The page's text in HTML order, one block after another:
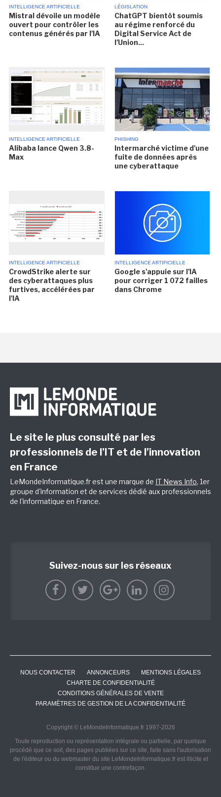
INTELLIGENCE ARTIFICIELLE
Mistral dévoile un modèle
ouvert pour contrôler les
contenus générés par l'IA
LÉGISLATION
ChatGPT bientôt soumis
au régime renforcé du
Digital Service Act de
l'Union...
INTELLIGENCE ARTIFICIELLE
Alibaba lance Qwen 3.8-
Max
PHISHING
Intermarché victime d'une
fuite de données après
une cyberattaque
INTELLIGENCE ARTIFICIELLE
CrowdStrike alerte sur
des cyberattaques plus
furtives, accélérées par
l'IA
INTELLIGENCE ARTIFICIELLE
Google s'appuie sur l'IA
pour corriger 1 072 failles
dans Chrome
Le site le plus consulté par les
professionnels de l’IT et de l’innovation
en France
LeMondeInformatique.fr est une marque de IT News Info, 1er
groupe d'information et de services dédié aux professionnels
de l'informatique en France.
Suivez-nous sur les réseaux
NOUS CONTACTER ANNONCEURS
MENTIONS LÉGALES
CHARTE DE CONFIDENTIALITÉ
CONDITIONS GÉNÉRALES DE VENTE
PARAMÈTRES DE GESTION DE LA CONFIDENTIALITÉ
Copyright © LeMondeInformatique.fr 1997-2026
Toute reproduction ou représentation intégrale ou partielle, par quelque
procédé que ce soit, des pages publiées sur ce site, faite sans l'autorisation
de l'éditeur ou du webmaster du site LeMondeInformatique.fr est illicite et
constitue une contrefaçon.